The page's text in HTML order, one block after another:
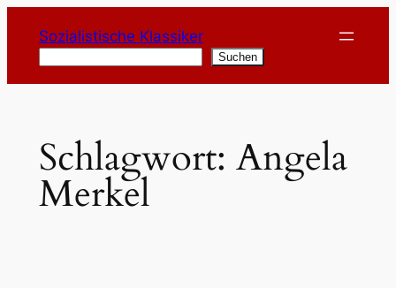
Inhalt
springen
Sozialistische Klassiker
Suchen
Schlagwort: Angela
Merkel